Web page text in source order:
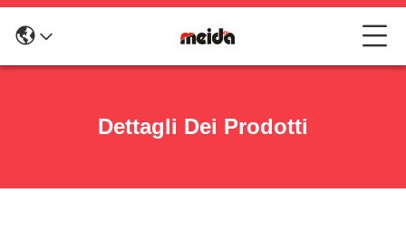
Dettagli Dei Prodotti